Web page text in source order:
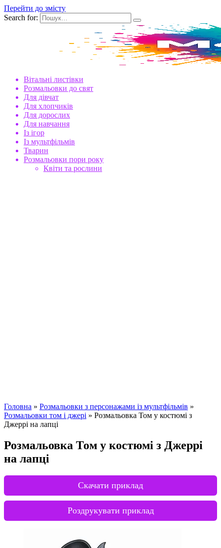
Перейти до змісту
Search for:
Вітальні листівки
Розмальовки до свят
Для дівчат
Для хлопчиків
Для дорослих
Для навчання
Із ігор
Із мультфільмів
Тварин
Розмальовки пори року
Квіти та рослини
Головна » Розмальовки з персонажами із мультфільмів »
Розмальовки том і джері » Розмальовка Том у костюмі з
Джеррі на лапці
Розмальовка Том у костюмі з Джеррі
на лапці
Скачати приклад
Роздрукувати приклад